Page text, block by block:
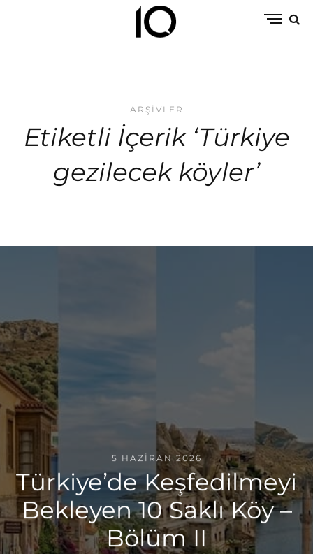
ARŞIVLER
Etiketli İçerik ‘Türkiye
gezilecek köyler’
5 HAZIRAN 2026
Türkiye’de Keşfedilmeyi
Bekleyen 10 Saklı Köy –
Bölüm II